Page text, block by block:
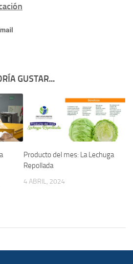
GUSTAR...
Producto del mes: La Lechuga
Repollada
4 ABRIL, 2024